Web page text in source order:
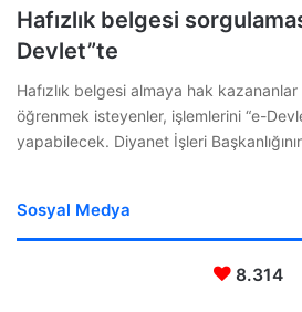
Hafızlık belgesi
Devlet”te
Hafızlık belgesi almaya hak
öğrenmek isteyenler, işlemlerini “e-
yapabilecek. Diyanet İşleri
Sosyal Medya
8.314